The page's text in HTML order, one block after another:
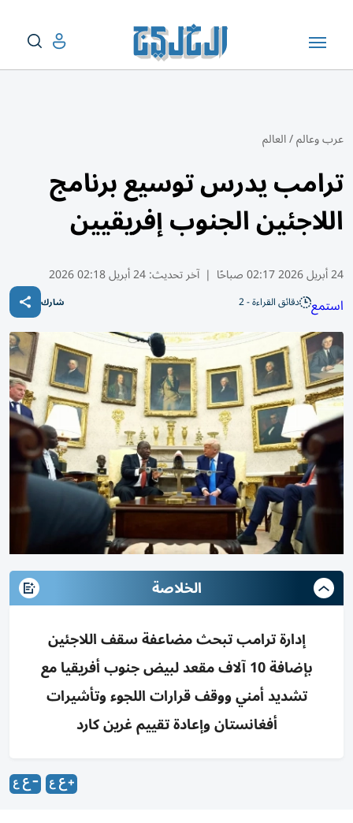
عرب وعالم/العالم
ترامب يدرس توسيع برنامج
اللاجئين الجنوب إفريقيين
24 أبريل 2026 02:17 صباحًا | آخر تحديث:24 أبريل 02:18 2026
استمع دقائق القراءة - 2 شارك
الخلاصة
إدارة ترامب تبحث مضاعفة سقف اللاجئين
بإضافة 10 آلاف مقعد لبيض جنوب أفريقيا مع
تشديد أمني ووقف قرارات اللجوء وتأشيرات
أفغانستان وإعادة تقييم غرين كارد